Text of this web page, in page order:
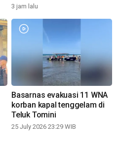
3 jam lalu
Basarnas evakuasi 11 WNA
korban kapal tenggelam di
Teluk Tomini
25 July 2026 23:29 WIB